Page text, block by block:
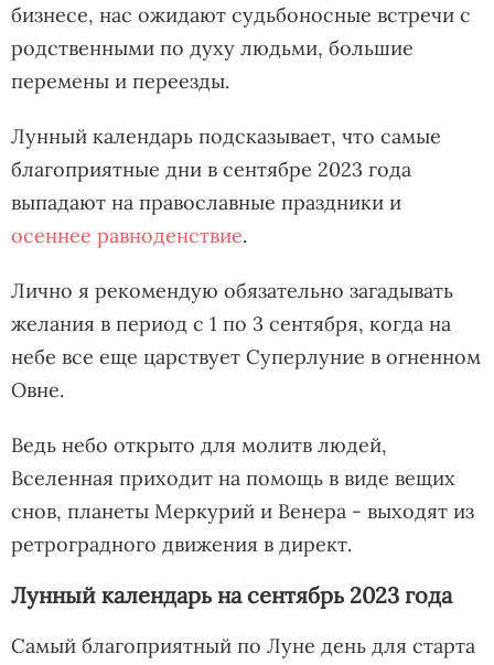
бизнесе, нас ожидают судьбоносные встречи с
родственными по духу людьми, большие
перемены и переезды.
Лунный календарь подсказывает, что самые
благоприятные дни в сентябре 2023 года
выпадают на православные праздники и
осеннее равноденствие.
Лично я рекомендую обязательно загадывать
желания в период с 1 по 3 сентября, когда на
небе все еще царствует Суперлуние в огненном
Овне.
Ведь небо открыто для молитв людей,
Вселенная приходит на помощь в виде вещих
снов, планеты Меркурий и Венера - выходят из
ретроградного движения в директ.
Лунный календарь на сентябрь 2023 года
Самый благоприятный по Луне день для старта